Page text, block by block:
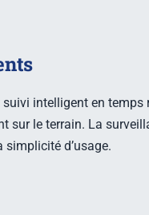
intelligent en temps
sur le terrain. La
d’usage.